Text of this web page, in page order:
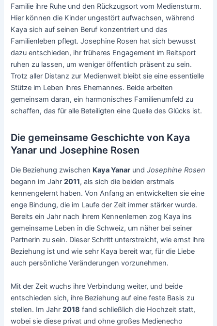
Familie ihre Ruhe und den Rückzugsort vom Mediensturm.
Hier können die Kinder ungestört aufwachsen, während
Kaya sich auf seinen Beruf konzentriert und das
Familienleben pflegt. Josephine Rosen hat sich bewusst
dazu entschieden, ihr früheres Engagement im Reitsport
ruhen zu lassen, um weniger öffentlich präsent zu sein.
Trotz aller Distanz zur Medienwelt bleibt sie eine essentielle
Stütze im Leben ihres Ehemannes. Beide arbeiten
gemeinsam daran, ein harmonisches Familienumfeld zu
schaffen, das für alle Beteiligten eine Quelle des Glücks ist.
Die gemeinsame Geschichte von Kaya
Yanar und Josephine Rosen
Die Beziehung zwischen Kaya Yanar undJosephine Rosen
begann im Jahr2011, als sich die beiden erstmals
kennengelernt haben. Von Anfang an entwickelten sie eine
enge Bindung, die im Laufe der Zeit immer stärker wurde.
Bereits ein Jahr nach ihrem Kennenlernen zog Kaya ins
gemeinsame Leben in die Schweiz, um näher bei seiner
Partnerin zu sein. Dieser Schritt unterstreicht, wie ernst ihre
Beziehung ist und wie sehr Kaya bereit war, für die Liebe
auch persönliche Veränderungen vorzunehmen.
Mit der Zeit wuchs ihre Verbindung weiter, und beide
entschieden sich, ihre Beziehung auf eine feste Basis zu
stellen. Im Jahr2018 fand schließlich die Hochzeit statt,
wobei sie diese privat und ohne großes Medienecho